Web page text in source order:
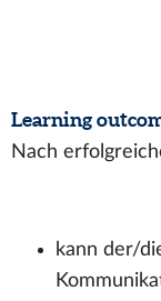
Learning
Nach
kann der/